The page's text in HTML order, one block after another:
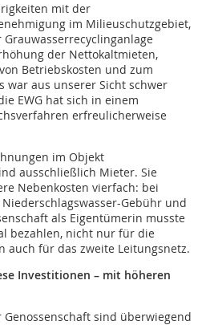
mit der
im Milieuschutzgebiet,
der Nettokaltmieten,
Betriebskosten und zum
war aus unserer Sicht schwer
EWG hat sich in einem
erfreulicherweise
im Objekt
ausschließlich Mieter. Sie
Nebenkosten vierfach: bei
Gebühr und
als Eigentümerin musste
bezahlen, nicht nur für die
auch für das zweite Leitungsnetz.
Investitionen – mit höheren
Genossenschaft sind überwiegend